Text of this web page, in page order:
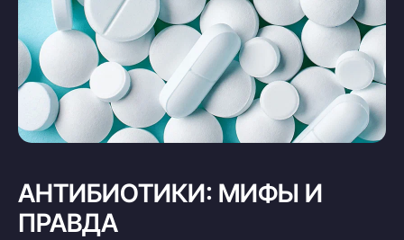
АНТИБИОТИКИ: МИФЫ И
ПРАВДА